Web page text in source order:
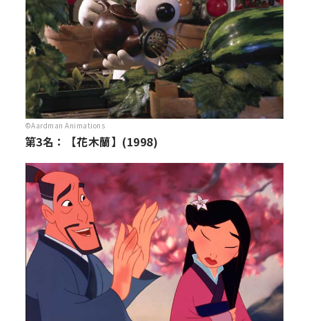
©Aardman Animations
第3名：【花木蘭】(1998)